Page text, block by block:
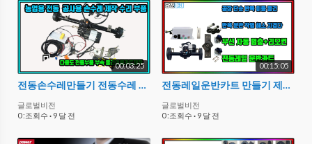
00:03:25
전동손수레만들기 전동수레 만들기 전동니어커만들기 전동손수레만들기
글로벌비전
0 :조회수 · 9 달 전
00:15:05
전동레일운반카트 만들기 제작 만들기 당진아재 비닐하우스 공장 창고 작업공정 운반용
글로벌비전
0 :조회수 · 9 달 전